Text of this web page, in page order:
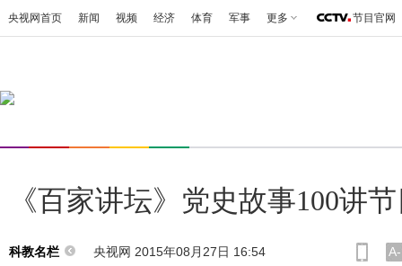
央视网首页 新闻 视频 经济 体育 军事 更多 节目官网
《百家讲坛》党史故事100讲
科教名栏 央视网 2015年08月27日 16:54 A-